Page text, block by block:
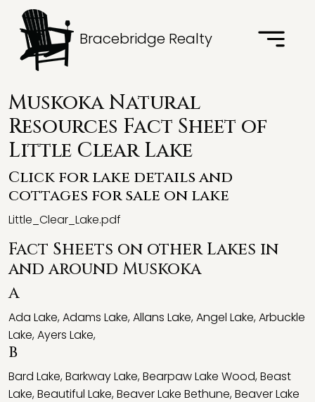
Bracebridge Realty
Muskoka Natural
Resources Fact Sheet of
Little Clear Lake
Click for lake details and
cottages for sale on lake
Little_Clear_Lake.pdf
Fact Sheets on other Lakes in
and around Muskoka
A
Ada Lake,Adams Lake,Allans Lake,Angel Lake,Arbuckle
Lake,Ayers Lake,
B
Bard Lake,Barkway Lake,Bearpaw Lake Wood,Beast
Lake,Beautiful Lake,Beaver Lake Bethune,Beaver Lake